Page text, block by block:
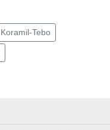
Koramil-Tebo